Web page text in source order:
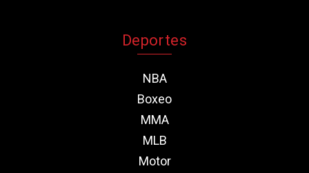
Deportes
NBA
Boxeo
MMA
MLB
Motor